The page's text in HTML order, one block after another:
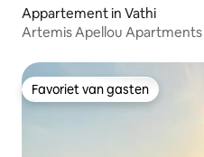
Appartement in Vathi
Artemis Apellou Apartments
Favoriet van gasten
Favoriet van gasten